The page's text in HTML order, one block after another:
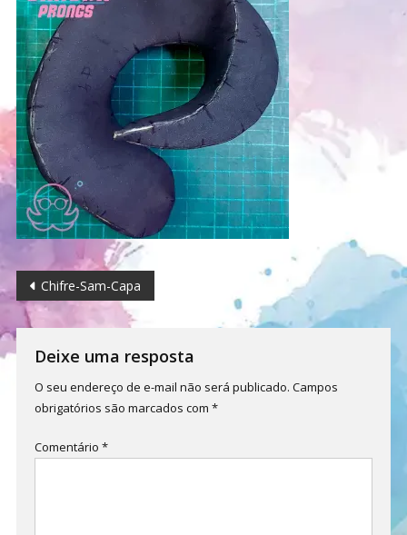
Navegação
de
Post
Chifre-Sam-Capa
Deixe uma resposta
O seu endereço de e-mail não será publicado. Campos
obrigatórios são marcados com *
Comentário *